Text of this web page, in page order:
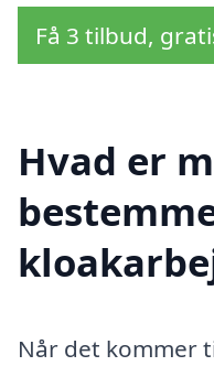
Få 3 tilbud,
Hvad er
Når det kommer